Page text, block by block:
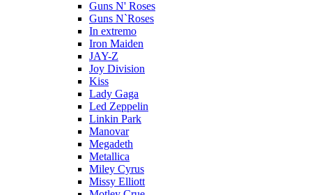
Guns N' Roses
Guns N`Roses
In extremo
Iron Maiden
JAY-Z
Joy Division
Kiss
Lady Gaga
Led Zeppelin
Linkin Park
Manovar
Megadeth
Metallica
Miley Cyrus
Missy Elliott